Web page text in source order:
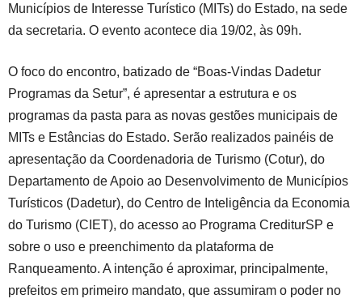
Municípios de Interesse Turístico (MITs) do Estado, na sede
da secretaria. O evento acontece dia 19/02, às 09h.
O foco do encontro, batizado de “Boas-Vindas Dadetur
Programas da Setur”, é apresentar a estrutura e os
programas da pasta para as novas gestões municipais de
MITs e Estâncias do Estado. Serão realizados painéis de
apresentação da Coordenadoria de Turismo (Cotur), do
Departamento de Apoio ao Desenvolvimento de Municípios
Turísticos (Dadetur), do Centro de Inteligência da Economia
do Turismo (CIET), do acesso ao Programa CrediturSP e
sobre o uso e preenchimento da plataforma de
Ranqueamento. A intenção é aproximar, principalmente,
prefeitos em primeiro mandato, que assumiram o poder no